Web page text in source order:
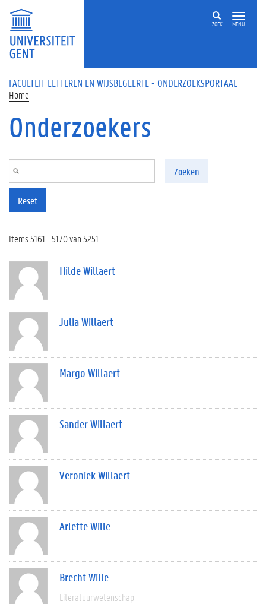
Overslaan en naar de inhoud gaan
ZOEK MENU
FACULTEIT LETTEREN EN WIJSBEGEERTE - ONDERZOEKSPORTAAL
Home
Onderzoekers
Zoeken
Reset
Items 5161 - 5170 van 5251
Hilde Willaert
Julia Willaert
Margo Willaert
Sander Willaert
Veroniek Willaert
Arlette Wille
Brecht Wille
Literatuurwetenschap